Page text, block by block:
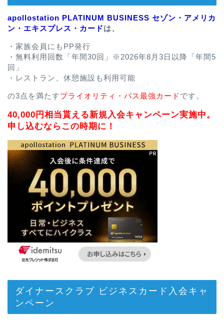
apollostation PLATINUM BUSINESS セゾン・アメリカ
ン・エキスプレス・カードは、
・家族会員にもPP発行
・無料利用回数「年間30回」※2026年8月3日以降「年間5
回」
・レストラン、休憩施設も利用可能
の3点を満たすプライオリティ・パス最強カード です。
40,000円相当貰える新規入会キャンペーン実施中。
申し込むならこの時期に！
ダイナースクラブ ビジネスカード入会キャ
ンペーン